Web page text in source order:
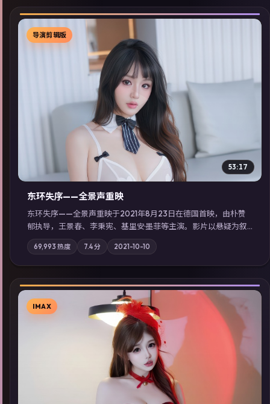
▶
导演剪辑版
53:17
东环失序——全景声重映
东环失序——全景声重映于2021年8月23日在德国首映，由朴赞
郁执导，王景春、李秉宪、基里安·墨菲等主演。影片以悬疑为叙
事主轴，科技与人性的边界在实验事故后逐渐模糊；摄影与配乐
强化地域气质；站内亦可通过「国产免费观看高清电视剧在线
看」延展检索同类型高分佳作，畅享高清在线追剧体验。
69,993 热度 7.4分 2021-10-10
▶
IMAX